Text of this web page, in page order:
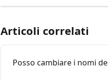
Articoli correlati
Posso cambiare i nomi